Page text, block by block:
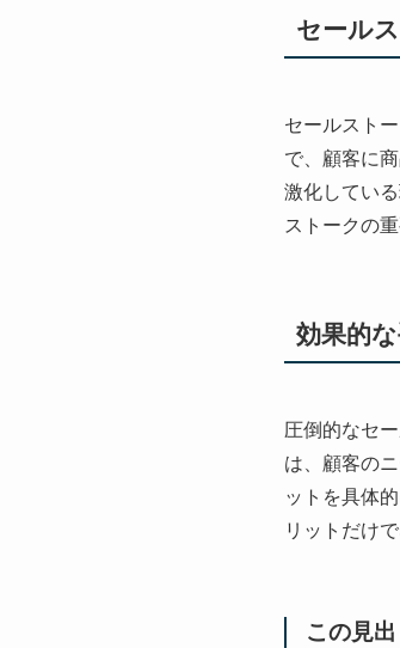
セール
セールスト
で、顧客に
激化してい
ストークの
効果的
圧倒的なセ
は、顧客の
ットを具体
リットだけ
この見